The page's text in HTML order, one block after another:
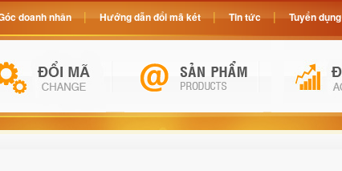
doanh nhân Hướng dẫn đổi mã két Tin tức Tuyển dụng